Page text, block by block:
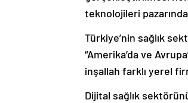
teknolojileri
Türkiye’nin sağlık
“Amerika’da ve
inşallah farklı yerel
Dijital sağlık